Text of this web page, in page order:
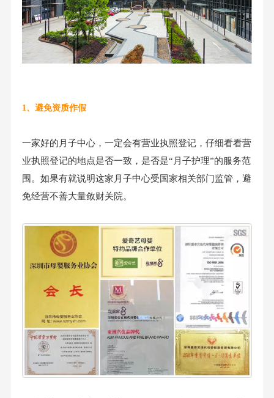
1、避免资质作假
一家好的月子中心，一定会有营业执照登记，仔细看看营
业执照登记的地点是否一致，是否是“月子护理”的服务范
围。如果有就说明这家月子中心受国家相关部门监管，避
免经营不善大量敛财关院。